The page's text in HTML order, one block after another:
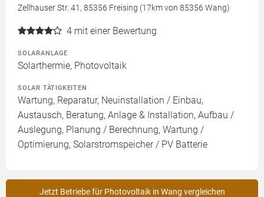
Zellhauser Str. 41, 85356 Freising (17km von 85356 Wang)
4 mit einer Bewertung
SOLARANLAGE
Solarthermie, Photovoltaik
SOLAR TÄTIGKEITEN
Wartung, Reparatur, Neuinstallation / Einbau,
Austausch, Beratung, Anlage & Installation, Aufbau /
Auslegung, Planung / Berechnung, Wartung /
Optimierung, Solarstromspeicher / PV Batterie
Jetzt Betriebe für Photovoltaik in Wang vergleichen